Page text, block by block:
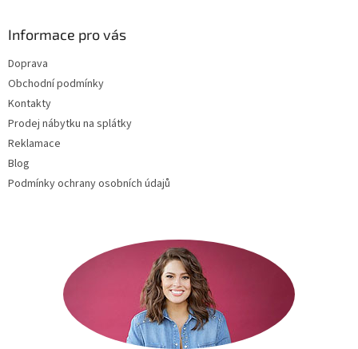
Informace pro vás
Doprava
Obchodní podmínky
Kontakty
Prodej nábytku na splátky
Reklamace
Blog
Podmínky ochrany osobních údajů